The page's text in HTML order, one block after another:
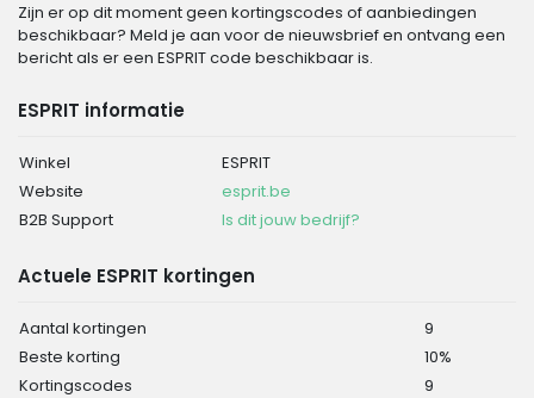
Zijn er op dit moment geen kortingscodes of aanbiedingen
beschikbaar? Meld je aan voor de nieuwsbrief en ontvang een
bericht als er een ESPRIT code beschikbaar is.
ESPRIT informatie
Winkel
ESPRIT
Website
esprit.be
B2B Support
Is dit jouw bedrijf?
Actuele ESPRIT kortingen
Aantal kortingen
9
Beste korting
10%
Kortingscodes
9